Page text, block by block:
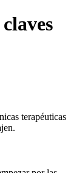
terapéuticas